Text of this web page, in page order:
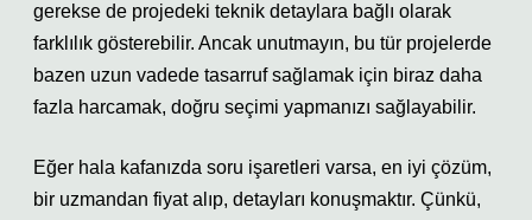
gerekse de projedeki teknik detaylara bağlı olarak
farklılık gösterebilir. Ancak unutmayın, bu tür projelerde
bazen uzun vadede tasarruf sağlamak için biraz daha
fazla harcamak, doğru seçimi yapmanızı sağlayabilir.
Eğer hala kafanızda soru işaretleri varsa, en iyi çözüm,
bir uzmandan fiyat alıp, detayları konuşmaktır. Çünkü,